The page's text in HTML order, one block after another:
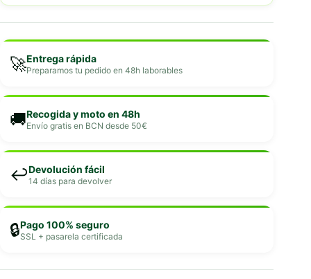
🚀Entrega rápida
Preparamos tu pedido en 48h laborables
🚚Recogida y moto en 48h
Envío gratis en BCN desde 50€
↩️Devolución fácil
14 días para devolver
🔒Pago 100% seguro
SSL + pasarela certificada